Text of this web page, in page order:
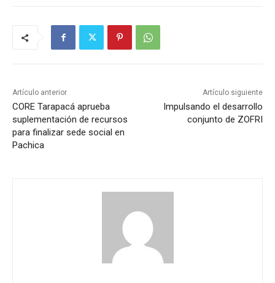
Artículo anterior
CORE Tarapacá aprueba
suplementación de recursos
para finalizar sede social en
Pachica
Artículo siguiente
Impulsando el desarrollo
conjunto de ZOFRI